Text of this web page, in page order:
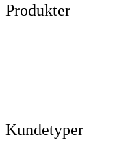
Produkter
Kundetyper